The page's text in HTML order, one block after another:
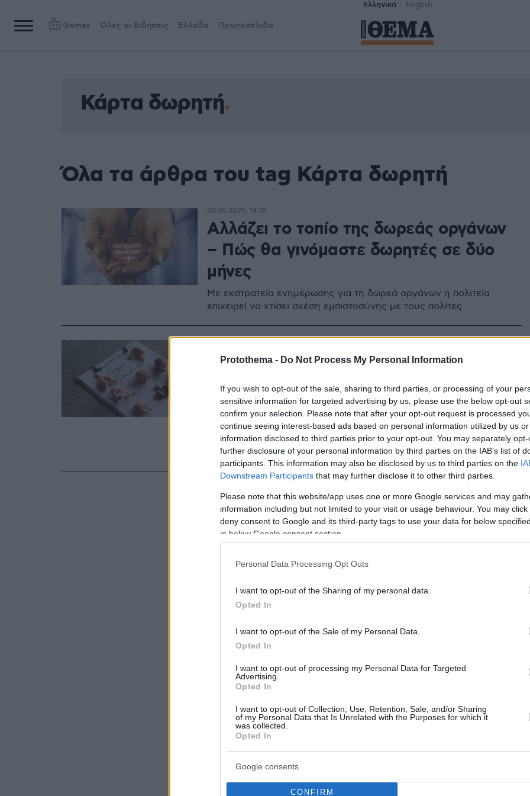
Protothema - Do Not Process My Personal Information
If you wish to opt-out of the sale, sharing to third parties, or processing of your
sensitive information for targeted advertising by us, please use the below opt-out
confirm your selection. Please note that after your opt-out request is processed
continue seeing interest-based ads based on personal information utilized by us
information disclosed to third parties prior to your opt-out. You may separately
further disclosure of your personal information by third parties on the IAB’s list of
participants. This information may also be disclosed by us to third parties on the
Downstream Participants that may further disclose it to other third parties.
Please note that this website/app uses one or more Google services and may
information including but not limited to your visit or usage behaviour. You may
deny consent to Google and its third-party tags to use your data for below
in below Google consent section.
Personal Data Processing Opt Outs
I want to opt-out of the Sharing of my personal data.
Opted In
I want to opt-out of the Sale of my Personal Data.
Opted In
I want to opt-out of processing my Personal Data for Targeted
Advertising.
Opted In
I want to opt-out of Collection, Use, Retention, Sale, and/or Sharing
of my Personal Data that Is Unrelated with the Purposes for which it
was collected.
Opted In
Google consents
CONFIRM
Ελληνικά English
Games Όλες οι Ειδήσεις Ελλάδα Πρωτοσέλιδα
Κάρτα δωρητή
Όλα τα άρθρα του tag Κάρτα δωρητή
Αλλάζει το τοπίο της δωρεάς οργάνων
– Πώς θα γινόμαστε δωρητές σε δύο
μήνες
Με εκστρατεία ενημέρωσης για τη δωρεά οργάνων η πολιτεία
επιχειρεί να χτίσει σχέση εμπιστοσύνης με τους πολίτες
05.05.2025, 14:25
Μεταμοσχεύσεις: Πώς θα γίνετε
δωρητής οργάνων – Ενημερωθείτε για
την απλή διαδικασία
Απαντήσεις σε έξι ερωτήσεις για την έκδοση κάρτας δωρητή
οργάνων και την εγγραφή στο Μητρώο Δωρητών - Πότε
αποφασίζει η οικογένεια για τη δωρεά οργάνων